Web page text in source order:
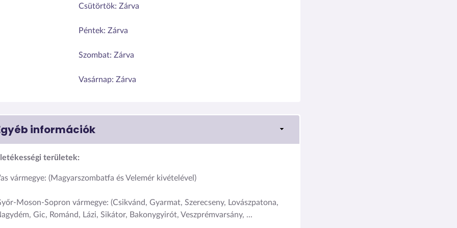
Csütörtök: Zárva
Péntek: Zárva
Szombat: Zárva
Vasárnap: Zárva
információk
Illetékességi területek:
vármegye: (Magyarszombatfa és Velemér kivételével)
Moson-Sopron vármegye: (Csikvánd, Gyarmat, Szerecseny, Lovászpatona,
Gic, Románd, Lázi, Sikátor, Bakonygyirót, Veszprémvarsány, ...